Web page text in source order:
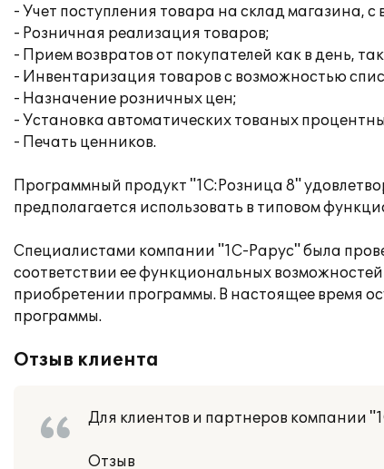
- Учет поступления товара на склад магазина,
- Розничная реализация товаров;
- Прием возвратов от покупателей как в день,
- Инвентаризация товаров с возможностью
- Назначение розничных цен;
- Установка автоматических тованых
- Печать ценников.
Программный продукт "1С:Розница 8"
предполагается использовать в типовом
Специалистами компании "1С-Рарус" была
соответствии ее функциональных
приобретении программы. В настоящее время
программы.
Отзыв клиента
Для клиентов и партнеров компании
Отзыв